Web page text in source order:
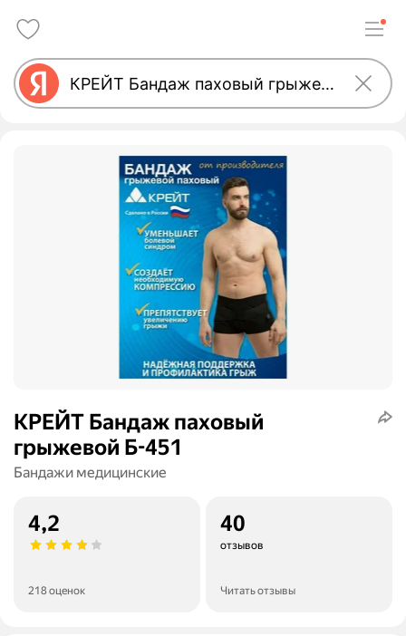
КРЕЙТ Бандаж паховый
грыжевой Б-451
Бандажи медицинские
4,2
218 оценок
40
отзывов
Читать отзывы